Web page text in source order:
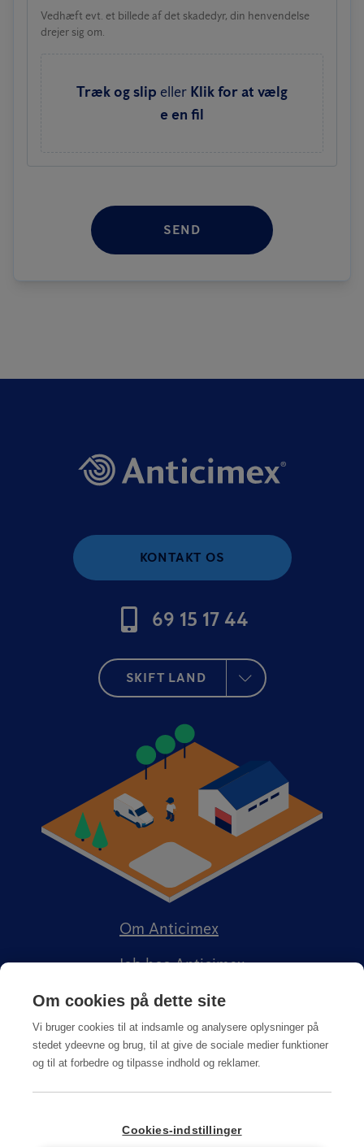
Vedhæft evt. et billede af det skadedyr, din henvendelse
drejer sig om.
Træk og slip eller Klik for at vælg
e en fil
SEND
KONTAKT OS
69 15 17 44
SKIFT LAND
Om Anticimex
Job hos Anticimex
Salgs-, service og leveringsbetingelser
Om cookies på dette site
Vi bruger cookies til at indsamle og analysere oplysninger på
stedet ydeevne og brug, til at give de sociale medier funktioner
og til at forbedre og tilpasse indhold og reklamer.
Cookies-indstillinger